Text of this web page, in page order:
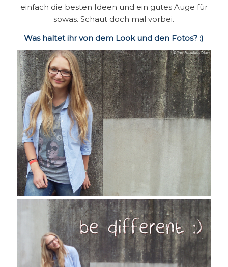
einfach die besten Ideen und ein gutes Auge für
sowas. Schaut doch mal vorbei.
Was haltet ihr von dem Look und den Fotos? :)